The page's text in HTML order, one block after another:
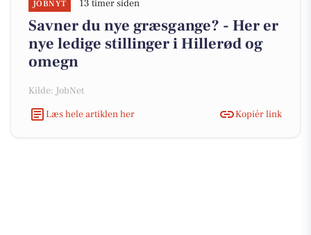
JOBNYT 13 timer siden
Savner du nye græsgange? - Her er
nye ledige stillinger i Hillerød og
omegn
Kilde: JobNet
Læs hele artiklen her
Kopiér link